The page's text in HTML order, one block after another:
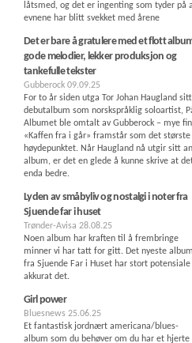
låtsmed, og det er ingenting som tyder på
evnene har blitt svekket med årene
Det er bare å gratulere med et flott
gode melodier, lekker produksjon og
tankefulle tekster
Gubberock 09.09.25
For to år siden utga Tor Johan Haugland sitt
debutalbum som norskspråklig soloartist,
Albumet ble omtalt av Gubberock – mye
«Kaffen fra i går» framstår som det største
høydepunktet. Når Haugland nå utgir sitt
album, er det en glede å kunne skrive at
enda bedre.
Lyden av småbyliv og nostalgi i noter fra
Sjuende far i huset
Trønder-Avisa 28.08.25
Noen album har kraften til å frembringe
minner vi har tatt for gitt. Det nyeste
fra Sjuende Far i Huset har stort
akkurat det.
Girl power
Bluesnews 25.06.25
Et fantastisk jordnært americana/blues-
album som du behøver om du har et hjerte